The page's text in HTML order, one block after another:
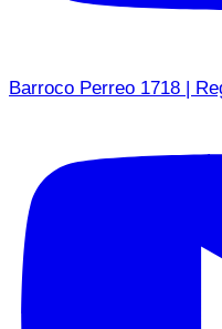
Barroco Perreo 1718 |